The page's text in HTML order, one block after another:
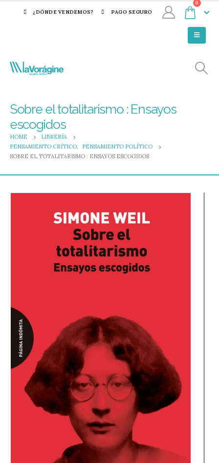
¿DÓNDE VENDEMOS? PAGO SEGURO
0
Sobre el totalitarismo : Ensayos
escogidos
HOME
LIBRERÍA
PENSAMIENTO CRÍTICO,
PENSAMIENTO POLÍTICO
SOBRE EL TOTALITARISMO : ENSAYOS ESCOGIDOS